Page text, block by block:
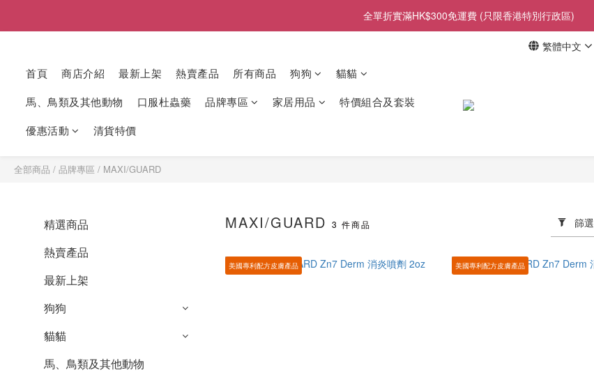
全單折實滿HK$300免運費 (只限香港特別行政區)
繁體中文
首頁 商店介紹 最新上架 熱賣產品 所有商品 狗狗
貓貓
馬、鳥類及其他動物
口服杜蟲藥 品牌專區 家居用品
特價組合及套裝
優惠活動
清貨特價
全部商品 / 品牌專區 / MAXI/GUARD
精選商品
熱賣產品
最新上架
狗狗
貓貓
馬、鳥類及其他動物
MAXI/GUARD3 件商品 篩選
美國專利配方皮膚產品 美國專利配方皮膚產品